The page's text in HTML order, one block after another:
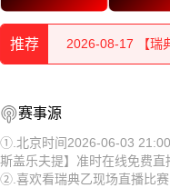
推荐
2026-08-17 【瑞
2026-08-17 【瑞
2026-08-17 【瑞
2026-08-17 【瑞
赛事源
①.北京时间2026-06-03
斯盖乐夫提】准时在线免费直
②.喜欢看瑞典乙现场直播比